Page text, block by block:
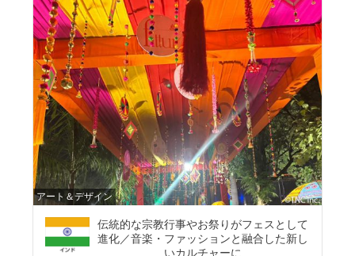
アート＆デザイン
伝統的な宗教行事やお祭りがフェスとして
進化／音楽・ファッションと融合した新し
いカルチャーに